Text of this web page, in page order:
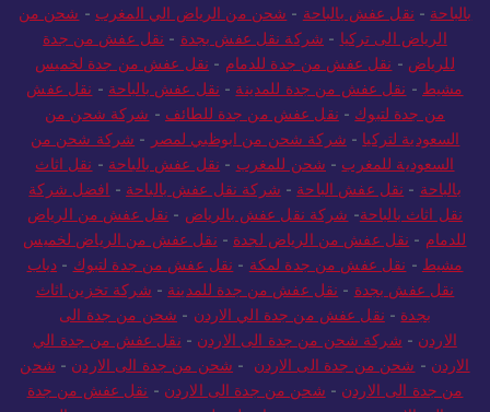
بالباحة - نقل عفش بالباحة - شحن من الرياض الي المغرب - شحن من
الرياض الى تركيا - شركة نقل عفش بجدة - نقل عفش من جدة
للرياض - نقل عفش من جدة للدمام - نقل عفش من جدة لخميس
مشيط - نقل عفش من جدة للمدينة - نقل عفش بالباحة - نقل عفش
من جدة لتبوك - نقل عفش من جدة للطائف - شركة شحن من
السعودية لتركيا - شركة شحن من ابوظبي لمصر - شركة شحن من
السعودية للمغرب - شحن للمغرب - نقل عفش بالباحة - نقل اثاث
بالباحة - نقل عفش الباحة - شركة نقل عفش بالباحة - افضل شركة
نقل اثاث بالباحة- شركة نقل عفش بالرياض - نقل عفش من الرياض
للدمام - نقل عفش من الرياض لجدة - نقل عفش من الرياض لخميس
مشيط - نقل عفش من جدة لمكة - نقل عفش من جدة لتبوك - دباب
نقل عفش بجدة - نقل عفش من جدة للمدينة - شركة تخزين اثاث
بجدة - نقل عفش من جدة الي الاردن - شحن من جدة الى
الاردن - شركة شحن من جدة الى الاردن - نقل عفش من جدة الي
الاردن - شحن من جدة الى الاردن - شحن من جدة الى الاردن - شحن
من جدة الى الاردن - شحن من جدة الى الاردن - نقل عفش من جدة